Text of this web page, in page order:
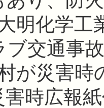
明化学工
ブ交通事
が災害時
時広報